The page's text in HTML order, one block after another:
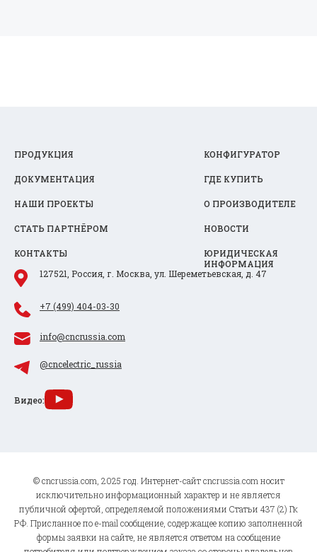
ПРОДУКЦИЯ КОНФИГУРАТОР
ДОКУМЕНТАЦИЯ ГДЕ КУПИТЬ
НАШИ ПРОЕКТЫ О ПРОИЗВОДИТЕЛЕ
СТАТЬ ПАРТНЁРОМ НОВОСТИ
КОНТАКТЫ
ЮРИДИЧЕСКАЯ
ИНФОРМАЦИЯ
127521, Россия, г. Москва, ул. Шереметьевская, д. 47
+7 (499) 404-03-30
info@cncrussia.com
@cncelectric_russia
Видео:
© cncrussia.com, 2025 год. Интернет-сайт cncrussia.com носит
исключительно информационный характер и не является
публичной офертой, определяемой положениями Статьи 437 (2) Гк
РФ. Присланное по e-mail сообщение, содержащее копию заполненной
формы заявки на сайте, не является ответом на сообщение